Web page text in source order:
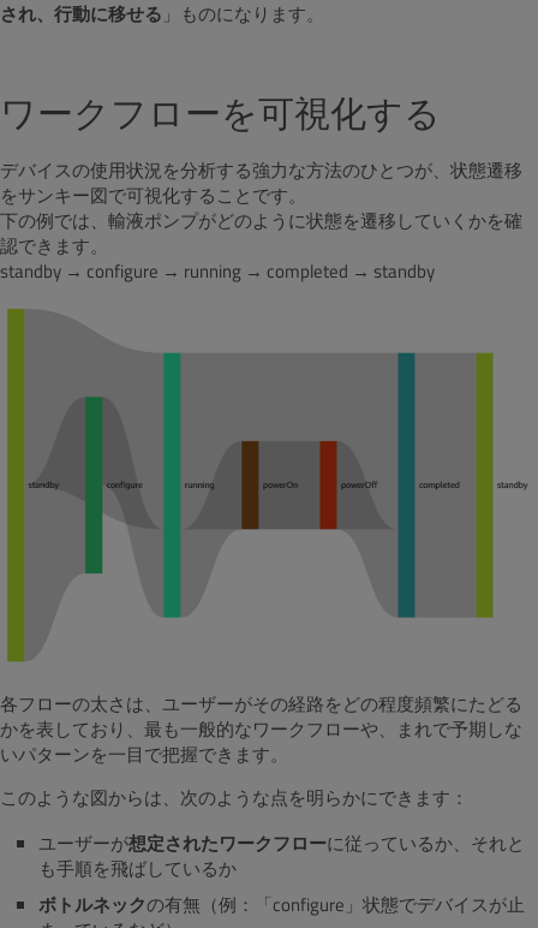
され、行動に移せる 」ものになります。
ワークフローを可視化する
デバイスの使用状況を分析する強力な方法のひとつが、状態遷移
をサンキー図で可視化することです。
下の例では、輸液ポンプがどのように状態を遷移していくかを確
認できます。
standby → configure → running → completed → standby
各フローの太さは、ユーザーがその経路をどの程度頻繁にたどる
かを表しており、最も一般的なワークフローや、まれで予期しな
いパターンを一目で把握できます。
このような図からは、次のような点を明らかにできます：
ユーザーが想定されたワークフローに従っているか、それと
も手順を飛ばしているか
ボトルネックの有無（例：「configure」状態でデバイスが止